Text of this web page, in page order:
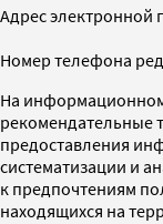
Адрес электронной
Номер телефона
На
рекомендательные
предоставления
систематизации и
к предпочтениям
находящихся на